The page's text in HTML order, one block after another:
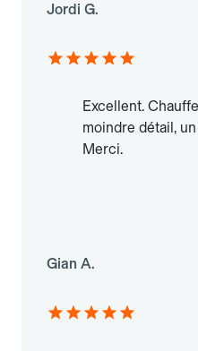
Jordi G.
Excellent.
moindre détail,
Merci.
Gian A.